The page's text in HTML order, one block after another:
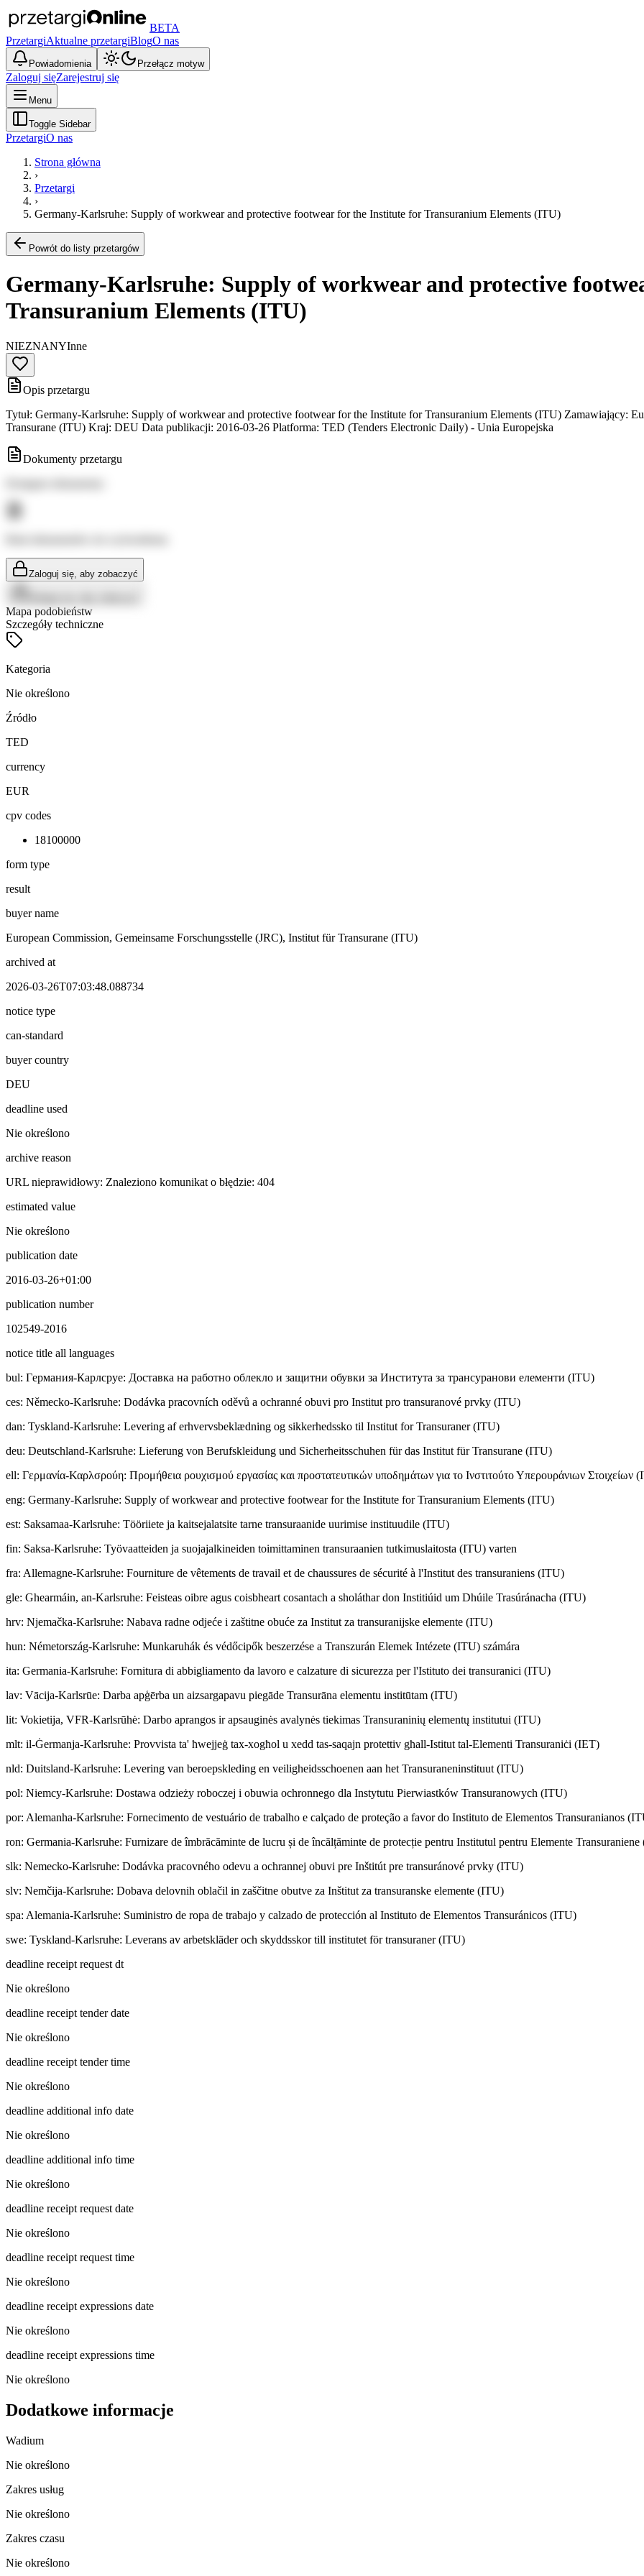
BETA
PrzetargiAktualne przetargiBlogO nas
Powiadomienia Przełącz motyw
Zaloguj sięZarejestruj się
Menu
Toggle Sidebar
PrzetargiO nas
Strona główna
›
Przetargi
›
Germany-Karlsruhe: Supply of workwear and protective footwear for the Institute for Transuranium Elements (ITU)
Powrót do listy przetargów
Germany-Karlsruhe: Supply of workwear and protective
Transuranium Elements (ITU)
NIEZNANYInne
Opis przetargu
Tytuł: Germany-Karlsruhe: Supply of workwear and protective footwear for the Institute for Transuranium Elements (ITU) Zamawiający:
Transurane (ITU) Kraj: DEU Data publikacji: 2016-03-26 Platforma: TED (Tenders Electronic Daily) - Unia Europejska
Dokumenty przetargu
Zaloguj się, aby zobaczyć
Mapa podobieństw
Szczegóły techniczne
Kategoria
Nie określono
Źródło
TED
currency
EUR
cpv codes
18100000
form type
result
buyer name
European Commission, Gemeinsame Forschungsstelle (JRC), Institut für Transurane (ITU)
archived at
2026-03-26T07:03:48.088734
notice type
can-standard
buyer country
DEU
deadline used
Nie określono
archive reason
URL nieprawidłowy: Znaleziono komunikat o błędzie: 404
estimated value
Nie określono
publication date
2016-03-26+01:00
publication number
102549-2016
notice title all languages
bul: Гepмaния-Карлсруе: Доставка на работно облекло и защитни обувки за Институтa за трансуранови елементи (ITU)
ces: Německo-Karlsruhe: Dodávka pracovních oděvů a ochranné obuvi pro Institut pro transuranové prvky (ITU)
dan: Tyskland-Karlsruhe: Levering af erhvervsbeklædning og sikkerhedssko til Institut for Transuraner (ITU)
deu: Deutschland-Karlsruhe: Lieferung von Berufskleidung und Sicherheitsschuhen für das Institut für Transurane (ITU)
ell: Γερμανία-Καρλσρούη: Προμήθεια ρουχισμού εργασίας και προστατευτικών υποδημάτων για το Ινστιτούτο Υπερουράνιων Στοιχείων
eng: Germany-Karlsruhe: Supply of workwear and protective footwear for the Institute for Transuranium Elements (ITU)
est: Saksamaa-Karlsruhe: Tööriiete ja kaitsejalatsite tarne transuraanide uurimise instituudile (ITU)
fin: Saksa-Karlsruhe: Työvaatteiden ja suojajalkineiden toimittaminen transuraanien tutkimuslaitosta (ITU) varten
fra: Allemagne-Karlsruhe: Fourniture de vêtements de travail et de chaussures de sécurité à l'Institut des transuraniens (ITU)
gle: Ghearmáin, an-Karlsruhe: Feisteas oibre agus coisbheart cosantach a sholáthar don Institiúid um Dhúile Trasúránacha (ITU)
hrv: Njemačka-Karlsruhe: Nabava radne odjeće i zaštitne obuće za Institut za transuranijske elemente (ITU)
hun: Németország-Karlsruhe: Munkaruhák és védőcipők beszerzése a Transzurán Elemek Intézete (ITU) számára
ita: Germania-Karlsruhe: Fornitura di abbigliamento da lavoro e calzature di sicurezza per l'Istituto dei transuranici (ITU)
lav: Vācija-Karlsrūe: Darba apģērba un aizsargapavu piegāde Transurāna elementu institūtam (ITU)
lit: Vokietija, VFR-Karlsrūhė: Darbo aprangos ir apsauginės avalynės tiekimas Transuraninių elementų institutui (ITU)
mlt: il-Ġermanja-Karlsruhe: Provvista ta' ħwejjeġ tax-xogħol u xedd tas-saqajn protettiv għall-Istitut tal-Elementi Transuraniċi (IET)
nld: Duitsland-Karlsruhe: Levering van beroepskleding en veiligheidsschoenen aan het Transuraneninstituut (ITU)
pol: Niemcy-Karlsruhe: Dostawa odzieży roboczej i obuwia ochronnego dla Instytutu Pierwiastków Transuranowych (ITU)
por: Alemanha-Karlsruhe: Fornecimento de vestuário de trabalho e calçado de proteção a favor do Instituto de Elementos Transuranianos
ron: Germania-Karlsruhe: Furnizare de îmbrăcăminte de lucru și de încălțăminte de protecție pentru Institutul pentru Elemente
slk: Nemecko-Karlsruhe: Dodávka pracovného odevu a ochrannej obuvi pre Inštitút pre transuránové prvky (ITU)
slv: Nemčija-Karlsruhe: Dobava delovnih oblačil in zaščitne obutve za Inštitut za transuranske elemente (ITU)
spa: Alemania-Karlsruhe: Suministro de ropa de trabajo y calzado de protección al Instituto de Elementos Transuránicos (ITU)
swe: Tyskland-Karlsruhe: Leverans av arbetskläder och skyddsskor till institutet för transuraner (ITU)
deadline receipt request dt
Nie określono
deadline receipt tender date
Nie określono
deadline receipt tender time
Nie określono
deadline additional info date
Nie określono
deadline additional info time
Nie określono
deadline receipt request date
Nie określono
deadline receipt request time
Nie określono
deadline receipt expressions date
Nie określono
deadline receipt expressions time
Nie określono
Dodatkowe informacje
Wadium
Nie określono
Zakres usług
Nie określono
Zakres czasu
Nie określono